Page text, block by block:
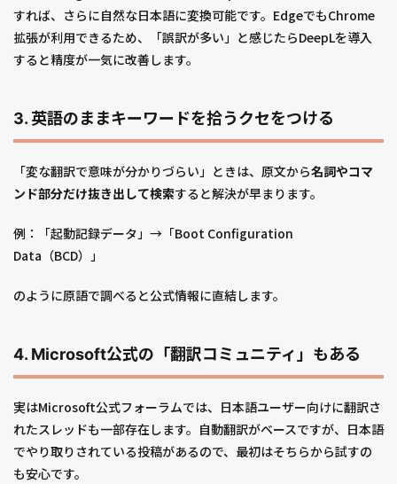
すれば、さらに自然な日本語に変換可能です。EdgeでもChrome
拡張が利用できるため、「誤訳が多い」と感じたらDeepLを導入
すると精度が一気に改善します。
3. 英語のままキーワードを拾うクセをつける
「変な翻訳で意味が分かりづらい」ときは、原文から名詞やコマ
ンド部分だけ抜き出して検索すると解決が早まります。
例：「起動記録データ」→「Boot Configuration
Data（BCD）」
のように原語で調べると公式情報に直結します。
4. Microsoft公式の「翻訳コミュニティ」もある
実はMicrosoft公式フォーラムでは、日本語ユーザー向けに翻訳さ
れたスレッドも一部存在します。自動翻訳がベースですが、日本語
でやり取りされている投稿があるので、最初はそちらから試すの
も安心です。